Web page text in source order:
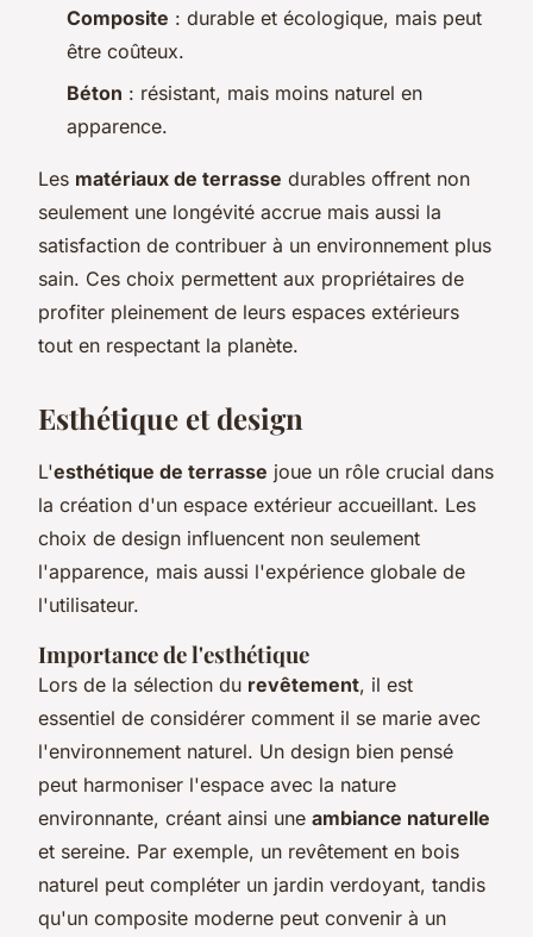
Composite : durable et écologique, mais peut
être coûteux.
Béton : résistant, mais moins naturel en
apparence.
Les matériaux de terrasse durables offrent non
seulement une longévité accrue mais aussi la
satisfaction de contribuer à un environnement plus
sain. Ces choix permettent aux propriétaires de
profiter pleinement de leurs espaces extérieurs
tout en respectant la planète.
Esthétique et design
L'esthétique de terrasse joue un rôle crucial dans
la création d'un espace extérieur accueillant. Les
choix de design influencent non seulement
l'apparence, mais aussi l'expérience globale de
l'utilisateur.
Importance de l'esthétique
Lors de la sélection du revêtement, il est
essentiel de considérer comment il se marie avec
l'environnement naturel. Un design bien pensé
peut harmoniser l'espace avec la nature
environnante, créant ainsi une ambiance naturelle
et sereine. Par exemple, un revêtement en bois
naturel peut compléter un jardin verdoyant, tandis
qu'un composite moderne peut convenir à un